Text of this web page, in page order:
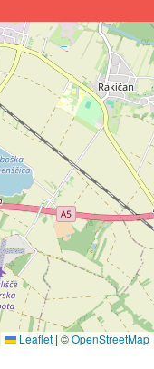
Leaflet | ©OpenStreetMap